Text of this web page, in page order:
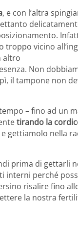
, e con l’altra
vicino
altro
Non
il tampone non
– fino ad un
tirando la
gettiamolo nella
prima di gettarli
interni perché
risalire fino
la nostra